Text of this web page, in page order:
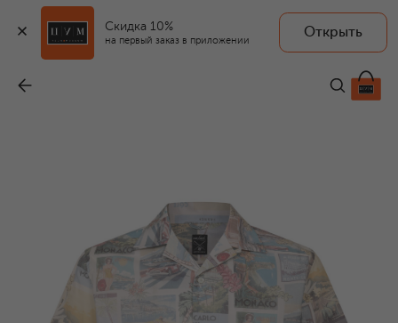
Скидка 10%
на первый заказ в приложении
Открыть
24 450 ₽